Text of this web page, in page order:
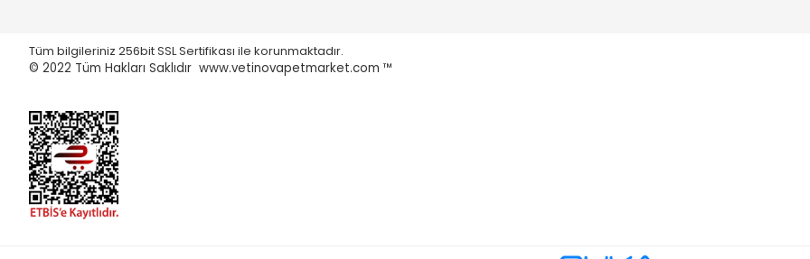
Tüm bilgileriniz 256bit SSL Sertifikası ile korunmaktadır.
© 2022 Tüm Hakları Saklıdır www.vetinovapetmarket.com ™